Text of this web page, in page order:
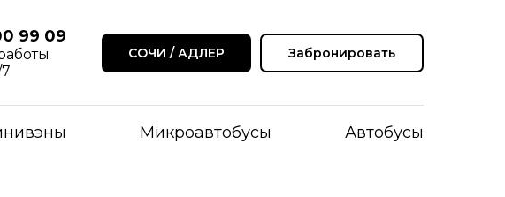
99 09
СОЧИ / АДЛЕР Забронировать
Микроавтобусы Автобусы